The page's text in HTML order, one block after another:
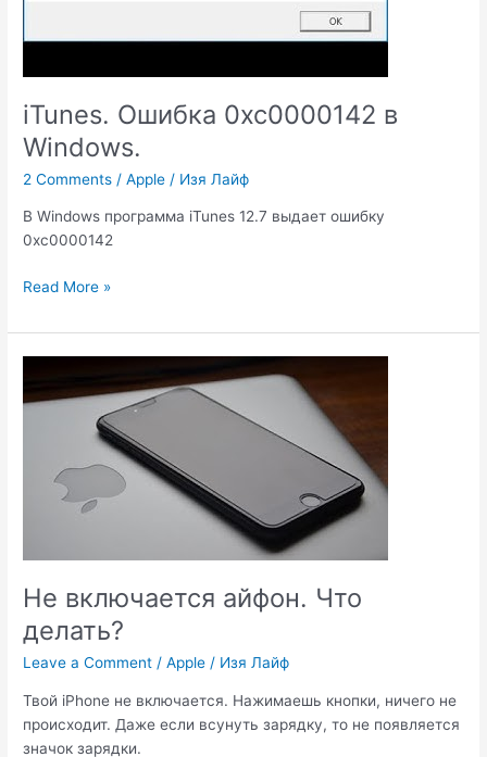
iTunes. Oшибка 0xc0000142 в
Windows.
2 Comments /Apple / Изя Лайф
В Windows программа iTunes 12.7 выдает ошибку
0xc0000142
iTunes.
0xc0000142
в
Read More »
Не включается айфон. Что
делать?
Leave a Comment /Apple / Изя Лайф
Твой iPhone не включается. Нажимаешь кнопки, ничего не
происходит. Даже если всунуть зарядку, то не появляется
значок зарядки.